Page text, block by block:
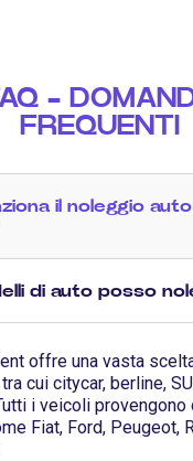
-
FREQUENTI
il noleggio
di auto posso
offre una vasta
cui citycar, berline,
i veicoli provengono
Fiat, Ford, Peugeot,